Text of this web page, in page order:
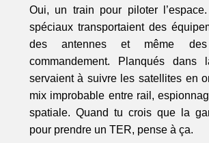
Oui, un train pour piloter
spéciaux transportaient des
des antennes et même
commandement. Planqués dans
servaient à suivre les satellites en
mix improbable entre rail,
spatiale. Quand tu crois que la
pour prendre un TER, pense à ça.